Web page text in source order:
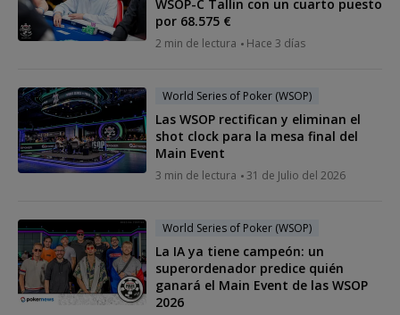
WSOP-C Tallin con un cuarto puesto
por 68.575 €
2 min de lectura Hace 3 días
World Series of Poker (WSOP)
Las WSOP rectifican y eliminan el
shot clock para la mesa final del
Main Event
3 min de lectura 31 de Julio del 2026
World Series of Poker (WSOP)
La IA ya tiene campeón: un
superordenador predice quién
ganará el Main Event de las WSOP
2026